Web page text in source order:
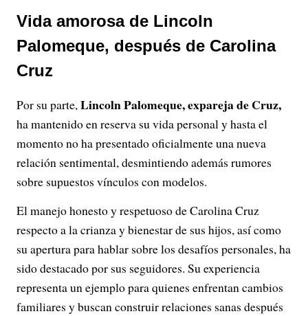
Vida amorosa de Lincoln
Palomeque, después de Carolina
Cruz
Por su parte, Lincoln Palomeque, expareja de Cruz,
ha mantenido en reserva su vida personal y hasta el
momento no ha presentado oficialmente una nueva
relación sentimental, desmintiendo además rumores
sobre supuestos vínculos con modelos.
El manejo honesto y respetuoso de Carolina Cruz
respecto a la crianza y bienestar de sus hijos, así como
su apertura para hablar sobre los desafíos personales, ha
sido destacado por sus seguidores. Su experiencia
representa un ejemplo para quienes enfrentan cambios
familiares y buscan construir relaciones sanas después